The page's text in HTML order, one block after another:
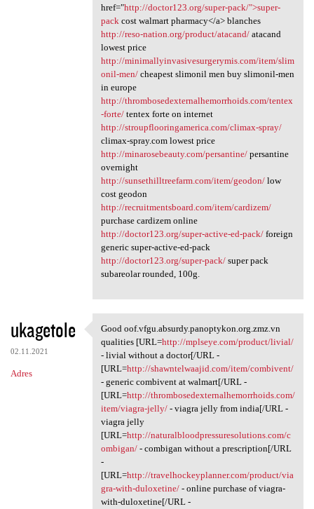
href="http://doctor123.org/super-pack/">super-
pack cost walmart pharmacy</a> blanches
http://reso-nation.org/product/atacand/atacand
lowest price
http://minimallyinvasivesurgerymis.com/item/slim
onil-men/cheapest slimonil men buy slimonil-men
in europe
http://thrombosedexternalhemorrhoids.com/tentex
-forte/tentex forte on internet
http://stroupflooringamerica.com/climax-spray/
climax-spray.com lowest price
http://minarosebeauty.com/persantine/persantine
overnight
http://sunsethilltreefarm.com/item/geodon/low
cost geodon
http://recruitmentsboard.com/item/cardizem/
purchase cardizem online
http://doctor123.org/super-active-ed-pack/foreign
generic super-active-ed-pack
http://doctor123.org/super-pack/super pack
subareolar rounded, 100g.
ukagetole
02.11.2021
Adres
Good oof.vfgu.absurdy
Good oof.vfgu.absurdy.panoptykon.org.zmz.vn
qualities [URL=http://mplseye.com/product/livial/
- livial without a doctor[/URL -
[URL=http://shawntelwaajid.com/item/combivent/
- generic combivent at walmart[/URL -
[URL=http://thrombosedexternalhemorrhoids.com/
item/viagra-jelly/- viagra jelly from india[/URL -
viagra jelly
[URL=http://naturalbloodpressuresolutions.com/c
ombigan/- combigan without a prescription[/URL
-
[URL=http://travelhockeyplanner.com/product/via
gra-with-duloxetine/- online purchase of viagra-
with-duloxetine[/URL -